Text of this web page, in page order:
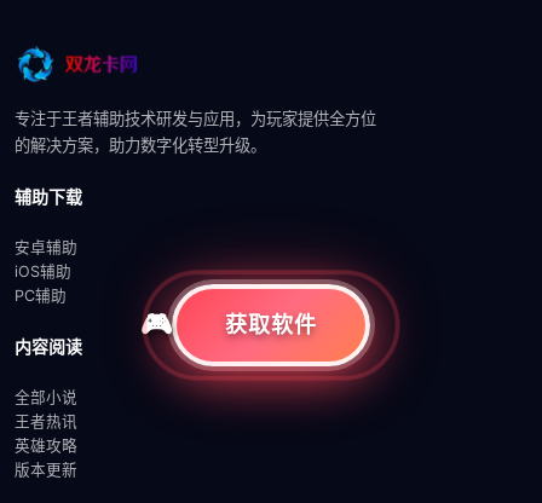
专注于王者辅助技术研发与应用，为玩家提供全方位
的解决方案，助力数字化转型升级。
辅助下载
安卓辅助
iOS辅助
PC辅助
内容阅读
全部小说
王者热讯
英雄攻略
版本更新
获取软件